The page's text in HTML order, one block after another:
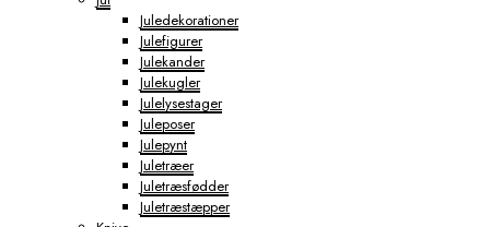
Juledekorationer
Julefigurer
Julekander
Julekugler
Julelysestager
Juleposer
Julepynt
Juletræer
Juletræsfødder
Juletræstæpper